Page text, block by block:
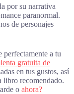
por su narrativa
paranormal.
de personajes
perfectamente a tu
gratuita de
en tus gustos, así
libro recomendado.
o ahora?